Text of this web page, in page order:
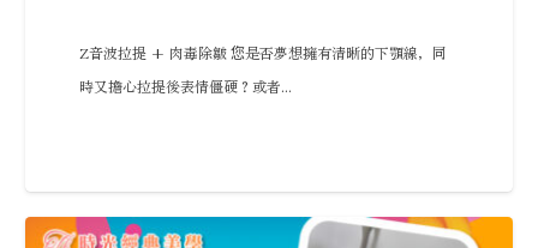
Z音波拉提 + 肉毒除皺 您是否夢想擁有清晰的下顎線，同
時又擔心拉提後表情僵硬？或者...